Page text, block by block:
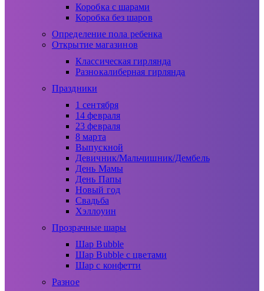
Коробка с шарами
Коробка без шаров
Определение пола ребенка
Открытие магазинов
Классическая гирлянда
Разнокалиберная гирлянда
Праздники
1 сентября
14 февраля
23 февраля
8 марта
Выпускной
Девичник/Мальчишник/Дембель
День Мамы
День Папы
Новый год
Свадьба
Хэллоуин
Прозрачные шары
Шар Bubble
Шар Bubble с цветами
Шар с конфетти
Разное